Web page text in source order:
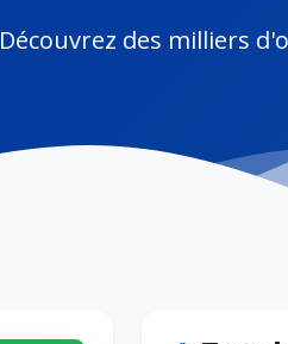
Découvrez des milliers